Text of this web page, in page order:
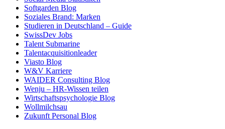
Softgarden Blog
Soziales Brand: Marken
Studieren in Deutschland – Guide
SwissDev Jobs
Talent Submarine
Talentacquisitionleader
Viasto Blog
W&V Karriere
WAIDER Consulting Blog
Wenju – HR-Wissen teilen
Wirtschaftspsychologie Blog
Wollmilchsau
Zukunft Personal Blog